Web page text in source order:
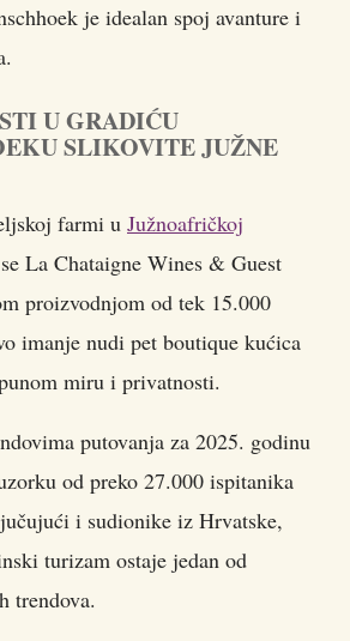
je idealan spoj avanture i
U GRADIĆU
SLIKOVITE JUŽNE
farmi u Južnoafričkoj
La Chataigne Wines & Guest
proizvodnjom od tek 15.000
imanje nudi pet boutique kućica
miru i privatnosti.
putovanja za 2025. godinu
od preko 27.000 ispitanika
i sudionike iz Hrvatske,
turizam ostaje jedan od
trendova.